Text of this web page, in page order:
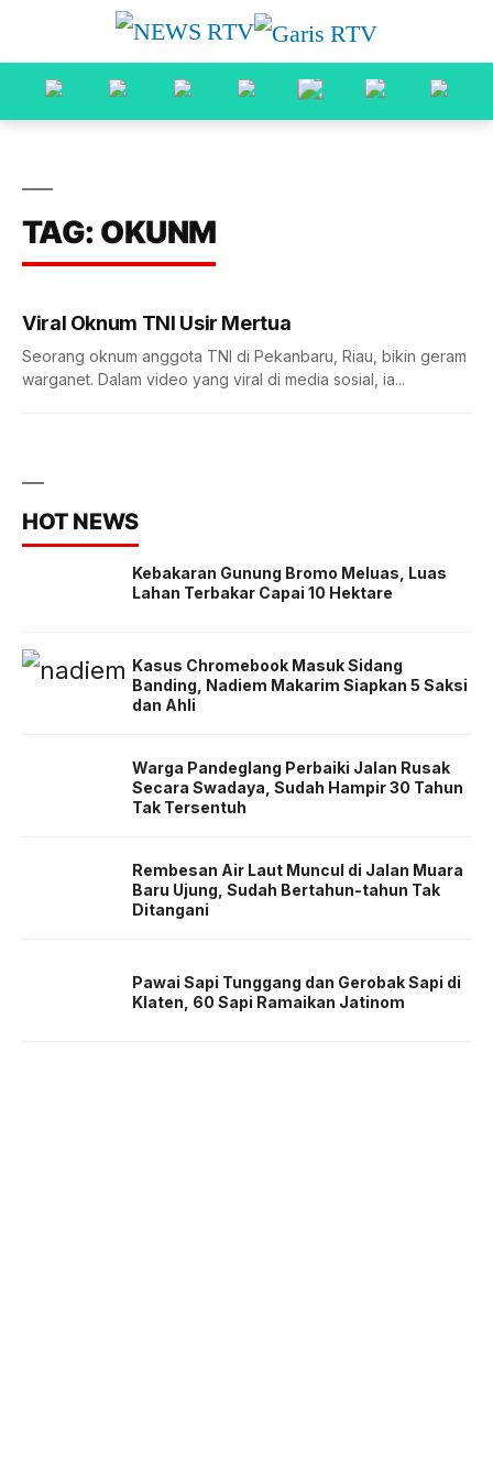
TAG: OKUNM
Viral Oknum TNI Usir Mertua
Seorang oknum anggota TNI di Pekanbaru, Riau, bikin geram
warganet. Dalam video yang viral di media sosial, ia...
HOT NEWS
Kebakaran Gunung Bromo Meluas, Luas
Lahan Terbakar Capai 10 Hektare
Kasus Chromebook Masuk Sidang
Banding, Nadiem Makarim Siapkan 5 Saksi
dan Ahli
Warga Pandeglang Perbaiki Jalan Rusak
Secara Swadaya, Sudah Hampir 30 Tahun
Tak Tersentuh
Rembesan Air Laut Muncul di Jalan Muara
Baru Ujung, Sudah Bertahun-tahun Tak
Ditangani
Pawai Sapi Tunggang dan Gerobak Sapi di
Klaten, 60 Sapi Ramaikan Jatinom